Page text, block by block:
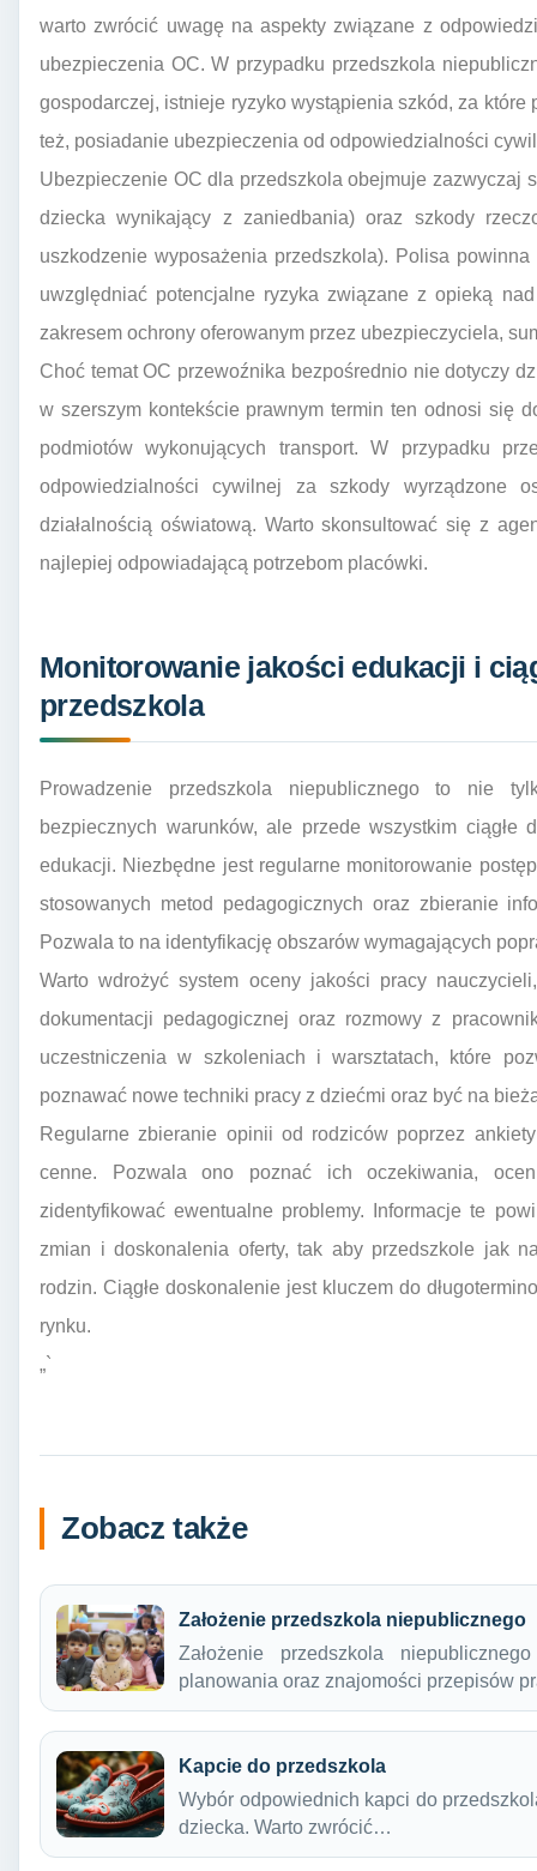
warto zwrócić uwagę na aspekty związane z
ubezpieczenia OC. W przypadku przedszkola
gospodarczej, istnieje ryzyko wystąpienia szkód, za
też, posiadanie ubezpieczenia od odpowiedzialności
Ubezpieczenie OC dla przedszkola obejmuje zazwyczaj
dziecka wynikający z zaniedbania) oraz szkody
uszkodzenie wyposażenia przedszkola). Polisa
uwzględniać potencjalne ryzyka związane z opieką
zakresem ochrony oferowanym przez ubezpieczyciela,
Choć temat OC przewoźnika bezpośrednio nie dotyczy
w szerszym kontekście prawnym termin ten odnosi się
podmiotów wykonujących transport. W przypadku
odpowiedzialności cywilnej za szkody wyrządzone
działalnością oświatową. Warto skonsultować się z
najlepiej odpowiadającą potrzebom placówki.
Monitorowanie jakości edukacji i
przedszkola
Prowadzenie przedszkola niepublicznego to nie
bezpiecznych warunków, ale przede wszystkim
edukacji. Niezbędne jest regularne monitorowanie
stosowanych metod pedagogicznych oraz zbieranie
Pozwala to na identyfikację obszarów wymagających
Warto wdrożyć system oceny jakości pracy
dokumentacji pedagogicznej oraz rozmowy z
uczestniczenia w szkoleniach i warsztatach, które
poznawać nowe techniki pracy z dziećmi oraz być na
Regularne zbieranie opinii od rodziców poprzez
cenne. Pozwala ono poznać ich oczekiwania,
zidentyfikować ewentualne problemy. Informacje te
zmian i doskonalenia oferty, tak aby przedszkole jak
rodzin. Ciągłe doskonalenie jest kluczem do
rynku.
„`
Zobacz także
Założenie przedszkola niepublicznego
Założenie przedszkola
planowania oraz znajomości przepisów
Kapcie do przedszkola
Wybór odpowiednich kapci do
dziecka. Warto zwrócić…